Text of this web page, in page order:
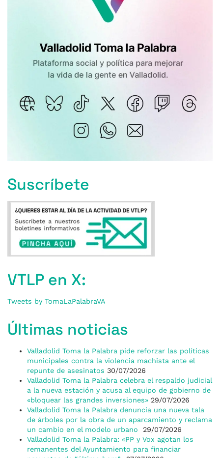
Suscríbete
VTLP en X:
Tweets by TomaLaPalabraVA
Últimas noticias
Valladolid Toma la Palabra pide reforzar las políticas
municipales contra la violencia machista ante el
repunte de asesinatos 30/07/2026
Valladolid Toma la Palabra celebra el respaldo judicial
a la nueva estación y acusa al equipo de gobierno de
«bloquear las grandes inversiones» 29/07/2026
Valladolid Toma la Palabra denuncia una nueva tala
de árboles por la obra de un aparcamiento y reclama
un cambio en el modelo urbano
29/07/2026
Valladolid Toma la Palabra: «PP y Vox agotan los
remanentes del Ayuntamiento para financiar